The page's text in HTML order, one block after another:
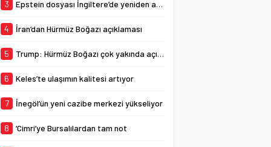
yaşattığı konserde bir de
Bursaspor için...
3 Epstein dosyası İngiltere’de yeniden açılıyor
4 İran’dan Hürmüz Boğazı açıklaması
5 Trump: Hürmüz Boğazı çok yakında açılacak
6 Keles’te ulaşımın kalitesi artıyor
7 İnegöl’ün yeni cazibe merkezi yükseliyor
8 ‘Cimri’ye Bursalılardan tam not